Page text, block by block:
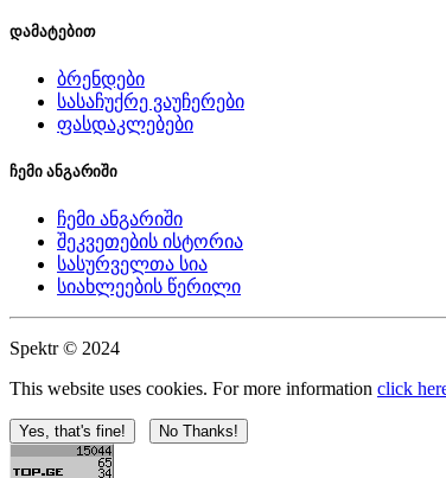
დამატებით
ბრენდები
სასაჩუქრე ვაუჩერები
ფასდაკლებები
ჩემი ანგარიში
ჩემი ანგარიში
შეკვეთების ისტორია
სასურველთა სია
სიახლეების წერილი
Spektr © 2024
This website uses cookies. For more information click
Yes, that's fine! No Thanks!